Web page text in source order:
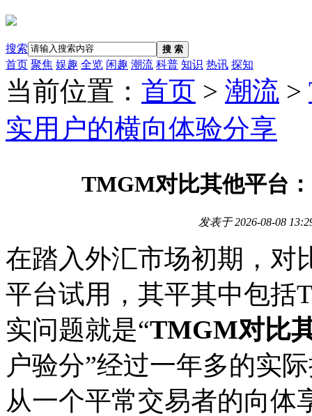
搜索 搜 索
首页 聚焦 娱趣 全览 闲趣 潮流 科普 知识 热讯 探知
当前位置： 首页 > 潮流 >
实用户的横向体验分享
TMGM对比其他平台
发表于2026-08-08
在踏入外汇市场初期，对
平台试用，其平其中包括
实问题就是“TMGM对比
户验分”经过一年多的实
从一个平常交易者的向